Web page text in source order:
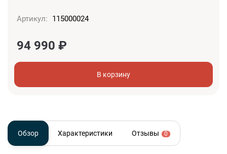
Артикул: 115000024
94 990 ₽
В корзину
Обзор Характеристики Отзывы 0